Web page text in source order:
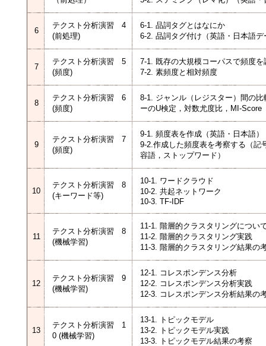
6
テクスト分析演習 4
(前処理)
6-1. 品詞タグとはなにか
6-2. 品詞タグ付け（英語・日本語
7
テクスト分析演習 5
(頻度)
7-1. 既存の大規模コーパスで頻度を
7-2. 素頻度と相対頻度
8
テクスト分析演習 6
(頻度)
8-1. ジャンル（レジスター）間の
ーのU検定，対数尤度比，MI-Score
9
テクスト分析演習 7
(頻度)
9-1. 頻度表を作成（英語・日本語）
9-2.作成した頻度表を考察する（記
容語，ストップワード）
10
テクスト分析演習 8
(キーワード等)
10-1. ワードクラウド
10-2. 共起ネットワーク
10-3. TF-IDF
11
テクスト分析演習 8
(機械学習)
11-1. 階層的クラスタリングについ
11-2. 階層的クラスタリング実践
11-3. 階層的クラスタリング結果の
12
テクスト分析演習 9
(機械学習)
12-1. コレスポンデンス分析
12-2. コレスポンデンス分析実践
12-3. コレスポンデンス分析結果の
13
テクスト分析演習 1
0 (機械学習)
13-1. トピックモデル
13-2. トピックモデル実践
13-3. トピックモデル結果の考察